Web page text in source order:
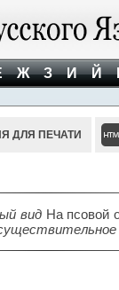
Ж З И Й
ДЛЯ ПЕЧАТИ
видНа псовой